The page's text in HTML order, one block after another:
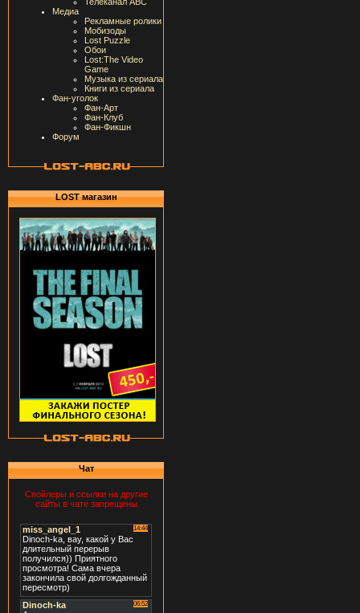
Медиа
Рекламные ролики
Мобизоды
Lost Puzzle
Обои
Lost:The Video
Game
Музыка из сериала
Книги из сериала
Фан-уголок
Фан-Арт
Фан-Клуб
Фан-Фикшн
Форум
LOST магазин
Чат
Спойлеры и ссылки на другие
сайты в чате запрещены